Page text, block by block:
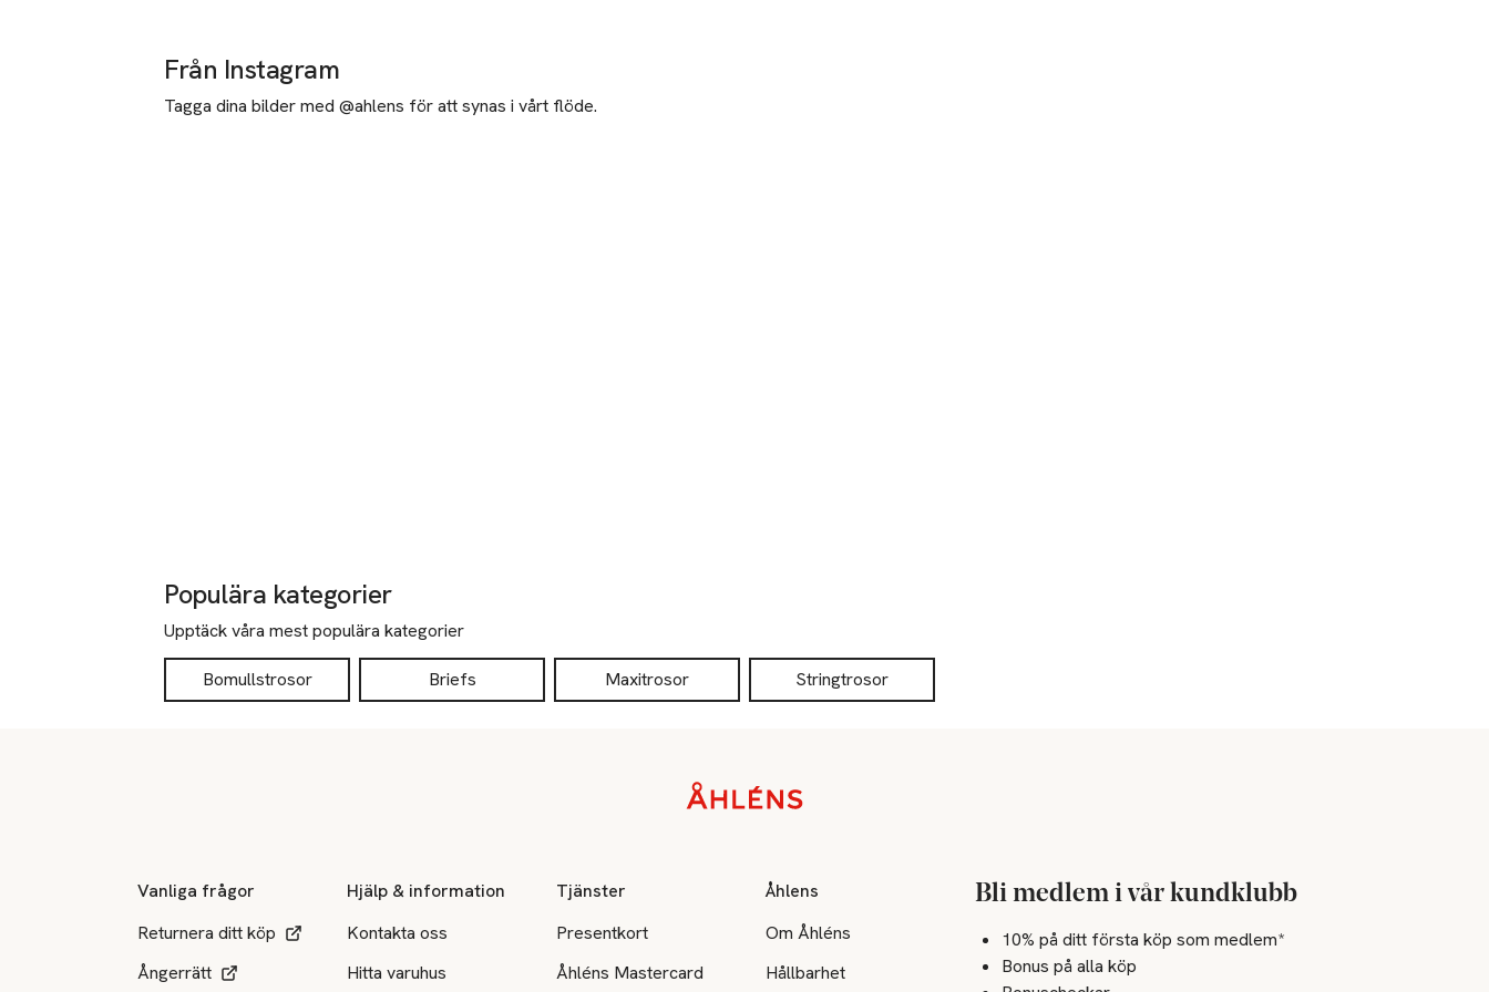
Från Instagram
Tagga dina bilder med @ahlens för att synas i vårt flöde.
Populära kategorier
Upptäck våra mest populära kategorier
Bomullstrosor Briefs Maxitrosor Stringtrosor
Vanliga frågor
Returnera ditt köp
Ångerrätt
Hjälp & information
Kontakta oss
Hitta varuhus
Tjänster
Presentkort
Åhléns Mastercard
Åhlens
Om Åhléns
Hållbarhet
Bli medlem i vår kundklubb
10% på ditt första köp som medlem*
Bonus på alla köp